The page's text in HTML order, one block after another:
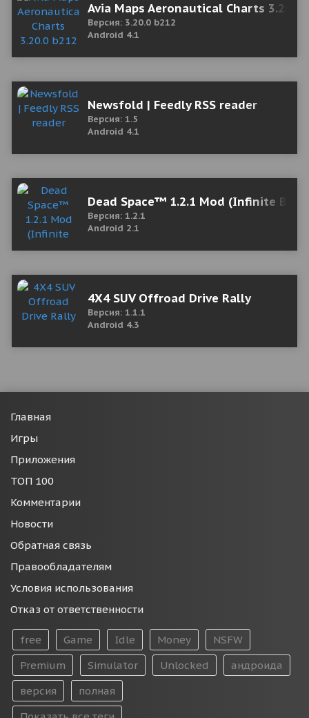
Avia Maps Aeronautical Charts 3.20.0
Версия: 3.20.0 b212
Android 4.1
Newsfold | Feedly RSS reader
Версия: 1.5
Android 4.1
Dead Space™ 1.2.1 Mod (Infinite
Версия: 1.2.1
Android 2.1
4X4 SUV Offroad Drive Rally
Версия: 1.1.1
Android 4.3
Главная
Игры
Приложения
ТОП 100
Комментарии
Новости
Обратная связь
Правообладателям
Условия использования
Отказ от ответственности
free Game Idle Money
NSFW
Premium
Simulator Unlocked
андроида
версия
полная